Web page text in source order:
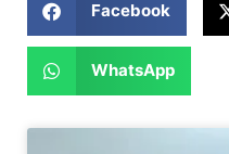
Facebook
WhatsApp